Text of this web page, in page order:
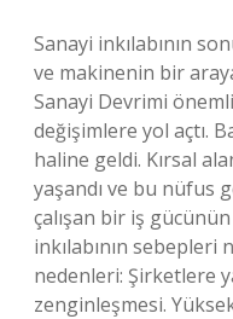
Sanayi inkılabının
ve makinenin bir
Sanayi Devrimi
değişimlere yol açtı.
haline geldi. Kırsal
yaşandı ve bu nüfus
çalışan bir iş
inkılabının
nedenleri: Şirketlere
zenginleşmesi.